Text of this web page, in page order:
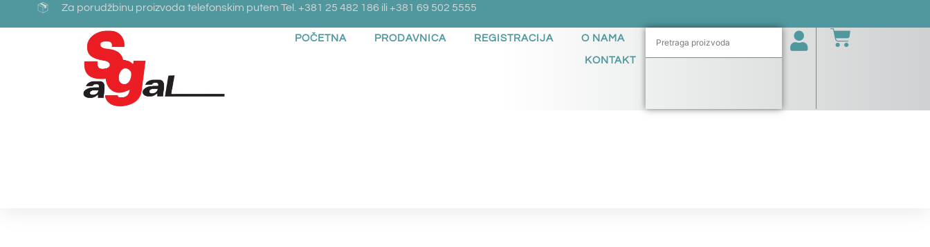
Za porudžbinu proizvoda telefonskim putem Tel. +381 25 482 186 ili +381 69 502 5555
POČETNA PRODAVNICA REGISTRACIJA O NAMA
KONTAKT